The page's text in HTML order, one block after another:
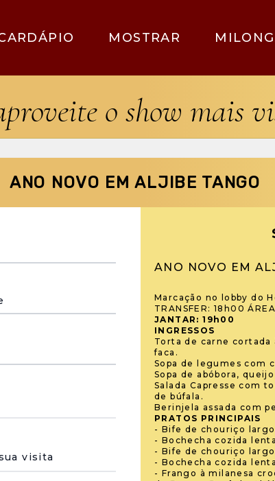
MOSTRAR
o show mais
ANO NOVO EM ALJIBE TANGO
visita
ANO NOVO EM
Marcação no lobby do
TRANSFER: 18h00
JANTAR: 19h00
INGRESSOS
Torta de carne cortada
faca.
Sopa de legumes com
Sopa de abóbora,
Salada Capresse com
de búfala.
Berinjela assada com
PRATOS PRINCIPAIS
- Bife de chouriço
- Bochecha cozida
- Bife de chouriço
- Bochecha cozida
- Frango à milanesa